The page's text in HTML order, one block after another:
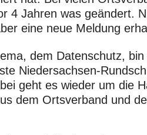
4 Jahren was geändert.
eine neue Meldung
dem Datenschutz,
Niedersachsen-
geht es wieder um die
dem Ortsverband und